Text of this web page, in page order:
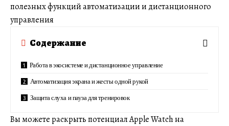
полезных функций автоматизации и дистанционного
управления
Содержание
Работа в экосистеме и дистанционное управление
Автоматизация экрана и жесты одной рукой
Защита слуха и пауза для тренировок
Вы можете раскрыть потенциал Apple Watch на